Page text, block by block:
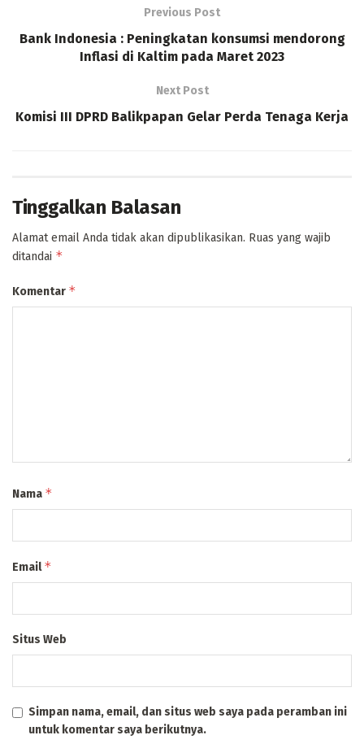
Previous Post
Bank Indonesia : Peningkatan konsumsi mendorong
Inflasi di Kaltim pada Maret 2023
Next Post
Komisi III DPRD Balikpapan Gelar Perda Tenaga Kerja
Tinggalkan Balasan
Alamat email Anda tidak akan dipublikasikan. Ruas yang wajib
ditandai *
Komentar *
Nama *
Email*
Situs Web
Simpan nama, email, dan situs web saya pada peramban ini
untuk komentar saya berikutnya.